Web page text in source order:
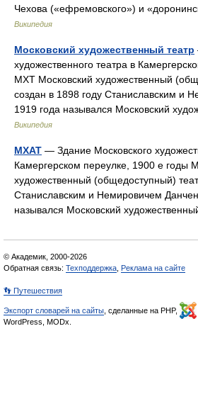
Чехова («ефремовского») и
Википедия
Московский художественный театр
художественного театра в
МХТ Московский художественный
создан в 1898 году Станиславским и
1919 года назывался Московский
Википедия
МХАТ — Здание Московского
Камергерском переулке, 1900 е годы
художественный (общедоступный)
Станиславским и Немировичем
назывался Московский
© Академик, 2000-2026
Обратная связь: Техподдержка Реклама на сайте
👣 Путешествия
Экспорт словарей на сайты , сделанные на PHP,
WordPress, MODx.